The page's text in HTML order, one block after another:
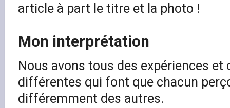
article à part le titre et la photo !
Mon interprétation
Nous avons tous des expériences et
différentes qui font que chacun
différemment des autres.